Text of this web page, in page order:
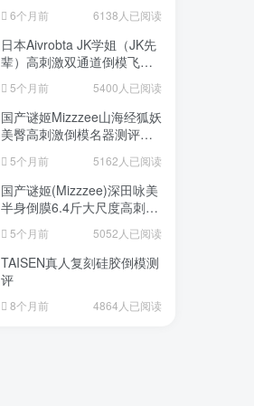
6个月前 6138人已阅读
日本Aivrobta JK学姐（JK先
辈）高刺激双通道倒模飞机
杯深度测评报告
5个月前 5400人已阅读
国产谜姬Mizzzee山海经狐妖
美臀高刺激倒模名器测评报
5个月前 5162人已阅读
国产谜姬(Mizzzee)深田咏美
半身倒膜6.4斤大尺度高刺激
5个月前 5052人已阅读
TAISEN真人复刻硅胶倒模测
评
8个月前 4864人已阅读